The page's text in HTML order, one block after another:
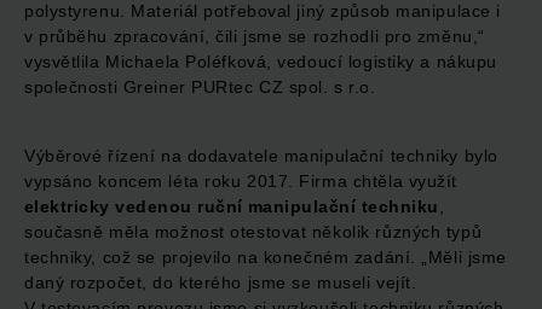
polystyrenu. Materiál potřeboval jiný způsob manipulace i
v průběhu zpracování, čili jsme se rozhodli pro změnu,“
vysvětlila Michaela Poléfková, vedoucí logistiky a nákupu
společnosti Greiner PURtec CZ spol. s r.o.
Výběrové řízení na dodavatele manipulační techniky bylo
vypsáno koncem léta roku 2017. Firma chtěla využít
elektricky vedenou ruční manipulační techniku,
současně měla možnost otestovat několik různých typů
techniky, což se projevilo na konečném zadání. „Měli jsme
daný rozpočet, do kterého jsme se museli vejít.